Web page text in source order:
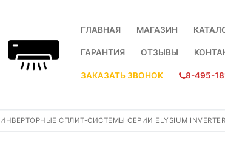
ГЛАВНАЯ МАГАЗИН
ГАРАНТИЯ ОТЗЫВЫ
ЗАКАЗАТЬ ЗВОНОК 8-495-
ИНВЕРТОРНЫЕ СПЛИТ-СИСТЕМЫ СЕРИИ ELYSIUM INVERTER